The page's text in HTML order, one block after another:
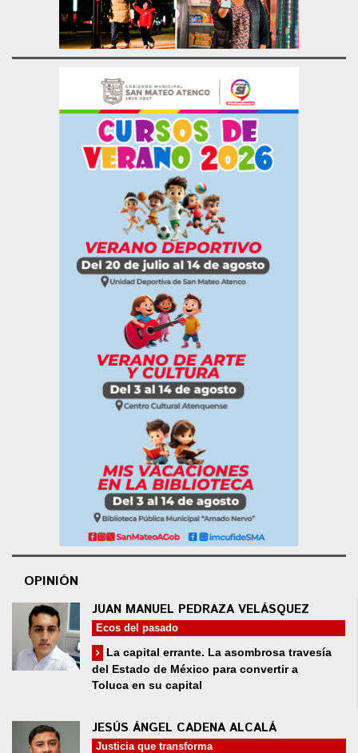
OPINIÓN
JUAN MANUEL PEDRAZA VELÁSQUEZ
Ecos del pasado
La capital errante. La asombrosa travesía
del Estado de México para convertir a
Toluca en su capital
JESÚS ÁNGEL CADENA ALCALÁ
Justicia que transforma